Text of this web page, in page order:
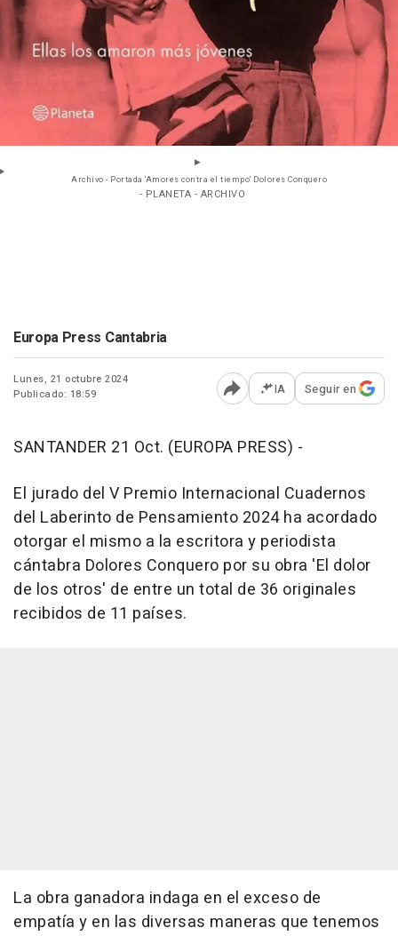
Archivo - Portada 'Amores contra el tiempo' Dolores Conquero
- PLANETA - ARCHIVO
Europa Press Cantabria
Lunes, 21 octubre 2024
Publicado: 18:59
Abrir opciones para
IA Seguir en
SANTANDER 21 Oct. (EUROPA PRESS) -
El jurado del V Premio Internacional Cuadernos
del Laberinto de Pensamiento 2024 ha acordado
otorgar el mismo a la escritora y periodista
cántabra Dolores Conquero por su obra 'El dolor
de los otros' de entre un total de 36 originales
recibidos de 11 países.
La obra ganadora indaga en el exceso de
empatía y en las diversas maneras que tenemos